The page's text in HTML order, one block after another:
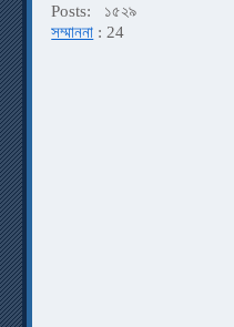
Posts:
১৫২৯
সম্মাননা : 24